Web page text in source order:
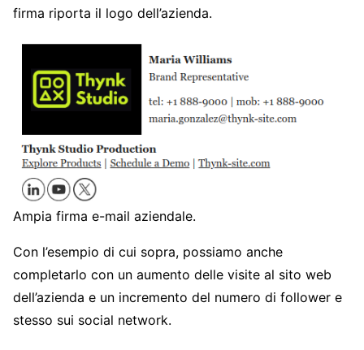
firma riporta il logo dell’azienda.
Ampia firma e-mail aziendale.
Con l’esempio di cui sopra, possiamo anche
completarlo con un aumento delle visite al sito web
dell’azienda e un incremento del numero di follower e
stesso sui social network.